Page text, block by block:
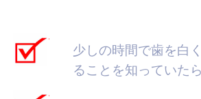
少しの時間で歯を白
ることを知っていた